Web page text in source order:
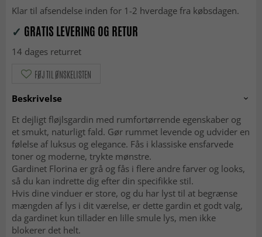
Klar til afsendelse inden for 1-2 hverdage fra købsdagen.
✓ GRATIS LEVERING OG RETUR
14 dages returret
FØJ TIL ØNSKELISTEN
Beskrivelse
Et dejligt fløjlsgardin med rumfortørrende egenskaber og
et smukt, naturligt fald. Gør rummet levende og udvider en
følelse af luksus og elegance. Fås i klassiske ensfarvede
toner og moderne, trykte mønstre.
Gardinet Florina er grå og fås i flere andre farver og looks,
så du kan indrette dig efter din specifikke stil.
Hvis dine vinduer er store, og du har lyst til at begrænse
mængden af lys i dit værelse, er dette gardin et godt valg,
da gardinet kun tillader en lille smule lys, men ikke
blokerer det helt.